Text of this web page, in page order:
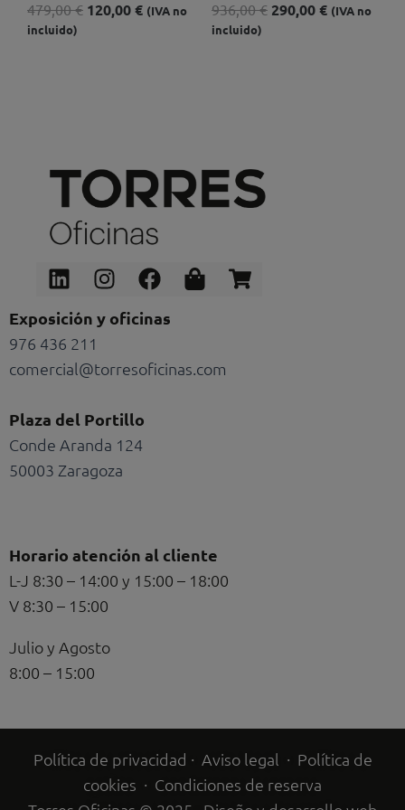
479,00€ 120,00€ (IVA no
incluido)
936,00€ 290,00€ (IVA no
incluido)
LinkedinInstagram
Facebook
Shopping-
bag
Shopping-
cart
Exposición y oficinas
976 436 211
comercial@torresoficinas.com
Plaza del Portillo
Conde Aranda 124
50003 Zaragoza
Horario atención al cliente
L-J 8:30 – 14:00 y 15:00 – 18:00
V 8:30 – 15:00
Julio y Agosto
8:00 – 15:00
Política de privacidad · Aviso legal · Política de
cookies · Condiciones de reserva